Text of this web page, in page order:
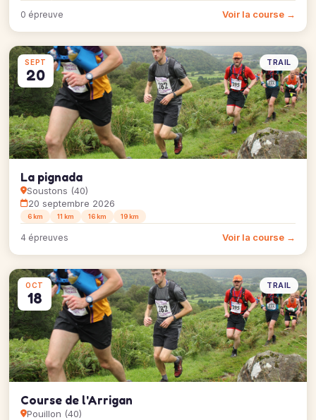
0 épreuve Voir la course →
SEPT
20
TRAIL
La pignada
Soustons (40)
20 septembre 2026
6 km 11 km 16 km 19 km
4 épreuves Voir la course →
OCT
18
TRAIL
Course de l'Arrigan
Pouillon (40)